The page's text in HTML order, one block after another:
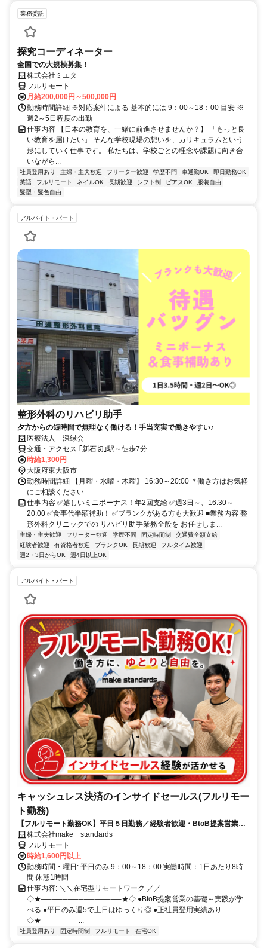
業務委託
探究コーディネーター
全国での大規模募集！
株式会社ミエタ
フルリモート
月給200,000円～500,000円
勤務時間詳細 ※対応案件による 基本的には 9：00～18：00 目安 ※
週2～5日程度の出勤
仕事内容 【日本の教育を、一緒に前進させませんか？】 「もっと良
い教育を届けたい」 そんな学校現場の想いを、カリキュラムという
形にしていく仕事です。 私たちは、学校ごとの理念や課題に向き合
いながら...
社員登用あり 主婦・主夫歓迎 フリーター歓迎 学歴不問 車通勤OK
即日勤務OK
英語
フルリモート ネイルOK 長期歓迎 シフト制 ピアスOK
服装自由
髪型・髪色自由
アルバイト・パート
整形外科のリハビリ助手
夕方からの短時間で無理なく働ける！手当充実で働きやすい♪
医療法人 深緑会
交通・アクセス ｢新石切｣駅～徒歩7分
時給1,300円
大阪府東大阪市
勤務時間詳細 【月曜・水曜・木曜】 16:30～20:00 ＊働き方はお気軽
にご相談ください
仕事内容 ✅嬉しいミニボーナス！年2回支給 ✅週3日～、16:30～
20:00 ✅食事代半額補助！ ✅ブランクがある方も大歓迎 ■業務内容 整
形外科クリニックでの リハビリ助手業務全般を お任せしま...
主婦・主夫歓迎 フリーター歓迎 学歴不問 固定時間制
交通費全額支給
経験者歓迎
有資格者歓迎 ブランクOK 長期歓迎
フルタイム歓迎
週2・3日からOK
週4日以上OK
アルバイト・パート
キャッシュレス決済のインサイドセールス(フルリモー
ト勤務)
【フルリモート勤務OK】平日５日勤務／経験者歓迎・BtoB提案営業で
スキルアップ
株式会社make standards
フルリモート
時給1,600円以上
勤務時間・曜日: 平日のみ 9：00～18：00 実働時間：1日あたり8時
間 休憩1時間
仕事内容: ＼＼在宅型リモートワーク ／／
◇★───────────────★◇ ●BtoB提案営業の基礎～実践が学
べる ●平日のみ週5で土日はゆっくり◎ ●正社員登用実績あり
◇★───────...
社員登用あり 固定時間制 フルリモート 在宅OK